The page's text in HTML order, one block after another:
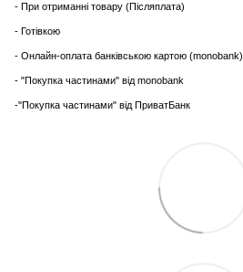
- При отриманні товару (Післяплата)
- Готівкою
- Онлайн-оплата банківською картою (monobank)
- "Покупка частинами" від monobank
-"Покупка частинами" від ПриватБанк